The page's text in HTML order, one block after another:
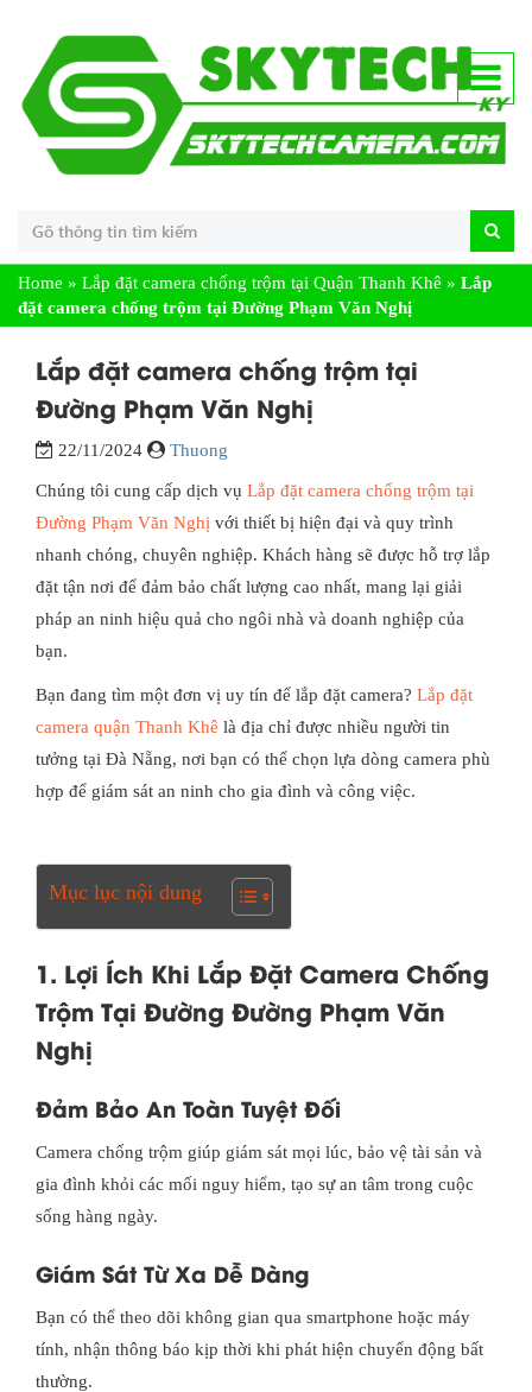
Home » Lắp đặt camera chống trộm tại Quận Thanh Khê » Lắp
đặt camera chống trộm tại Đường Phạm Văn Nghị
Lắp đặt camera chống trộm tại
Đường Phạm Văn Nghị
22/11/2024 Thuong
Chúng tôi cung cấp dịch vụ Lắp đặt camera chống trộm tại
Đường Phạm Văn Nghị với thiết bị hiện đại và quy trình
nhanh chóng, chuyên nghiệp. Khách hàng sẽ được hỗ trợ lắp
đặt tận nơi để đảm bảo chất lượng cao nhất, mang lại giải
pháp an ninh hiệu quả cho ngôi nhà và doanh nghiệp của
bạn.
Bạn đang tìm một đơn vị uy tín để lắp đặt camera? Lắp đặt
camera quận Thanh Khê là địa chỉ được nhiều người tin
tưởng tại Đà Nẵng, nơi bạn có thể chọn lựa dòng camera phù
hợp để giám sát an ninh cho gia đình và công việc.
Mục lục nội dung
1. Lợi Ích Khi Lắp Đặt Camera Chống
Trộm Tại Đường Đường Phạm Văn
Nghị
Đảm Bảo An Toàn Tuyệt Đối
Camera chống trộm giúp giám sát mọi lúc, bảo vệ tài sản và
gia đình khỏi các mối nguy hiểm, tạo sự an tâm trong cuộc
sống hàng ngày.
Giám Sát Từ Xa Dễ Dàng
Bạn có thể theo dõi không gian qua smartphone hoặc máy
tính, nhận thông báo kịp thời khi phát hiện chuyển động bất
thường.